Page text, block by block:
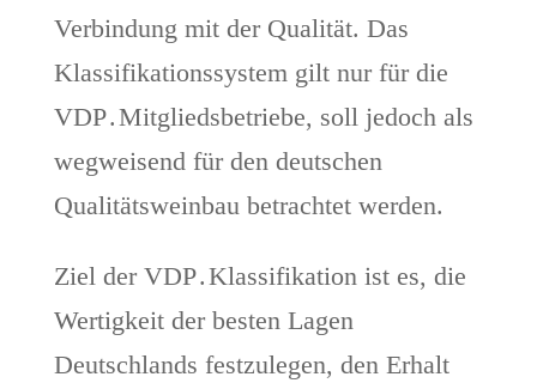
Verbindung mit der Qualität. Das
Klassifikationssystem gilt nur für die
VDP . Mitgliedsbetriebe, soll jedoch als
wegweisend für den deutschen
Qualitätsweinbau betrachtet werden.
Ziel der VDP . Klassifikation ist es, die
Wertigkeit der besten Lagen
Deutschlands festzulegen, den Erhalt